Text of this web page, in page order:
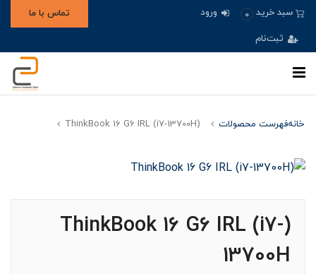
سبد خرید 0 ورود
ثبت‌نام
تماس با ما
خانهفهرست محصولات (ThinkBook 16 G6 IRL (i7-13700H
(ThinkBook 16 G6 IRL (i7-
13700H